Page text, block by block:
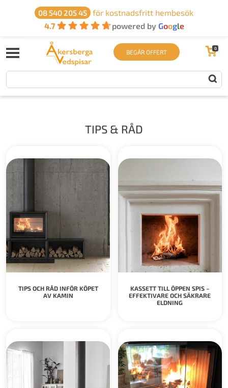
08 540 205 45
för kostnadsfritt hembesök
4.7
powered by Google
BEGÄR OFFERT 0
TIPS & RÅD
TIPS OCH RÅD INFÖR KÖPET
AV KAMIN
KASSETT TILL ÖPPEN SPIS –
EFFEKTIVARE OCH SÄKRARE
ELDNING